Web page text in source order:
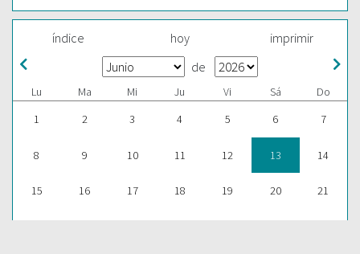
índice hoy imprimir
de
Lu Ma Mi Ju Vi Sá
Do
1
2 3 4 5 6 7
8 9 10 11 12 13 14
15 16 17 18 19 20 21